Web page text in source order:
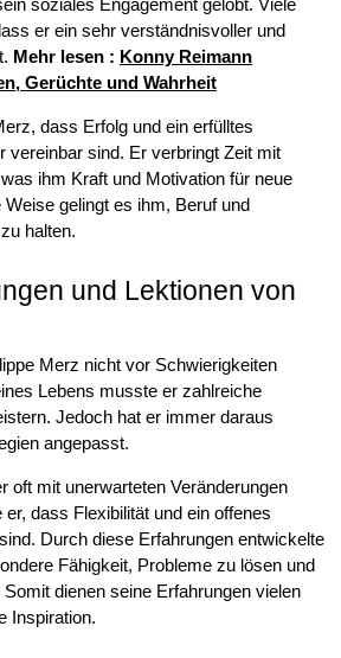
soziales Engagement gelobt. Viele
er ein sehr verständnisvoller und
Mehr lesen : Konny Reimann
Gerüchte und Wahrheit
dass Erfolg und ein erfülltes
vereinbar sind. Er verbringt Zeit mit
ihm Kraft und Motivation für neue
gelingt es ihm, Beruf und
halten.
und Lektionen von
Merz nicht vor Schwierigkeiten
Lebens musste er zahlreiche
Jedoch hat er immer daraus
angepasst.
oft mit unerwarteten Veränderungen
dass Flexibilität und ein offenes
Durch diese Erfahrungen entwickelte
Fähigkeit, Probleme zu lösen und
dienen seine Erfahrungen vielen
Inspiration.